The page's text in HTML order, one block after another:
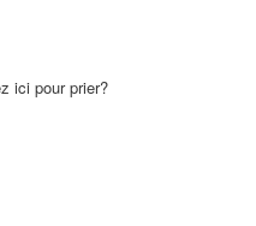
ici pour prier?